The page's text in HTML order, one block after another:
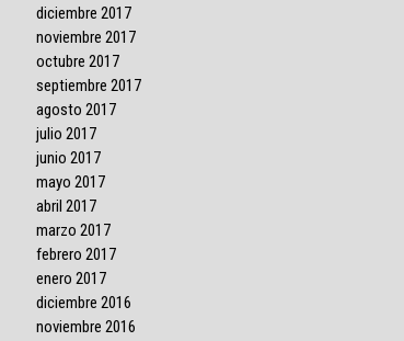
diciembre 2017
noviembre 2017
octubre 2017
septiembre 2017
agosto 2017
julio 2017
junio 2017
mayo 2017
abril 2017
marzo 2017
febrero 2017
enero 2017
diciembre 2016
noviembre 2016